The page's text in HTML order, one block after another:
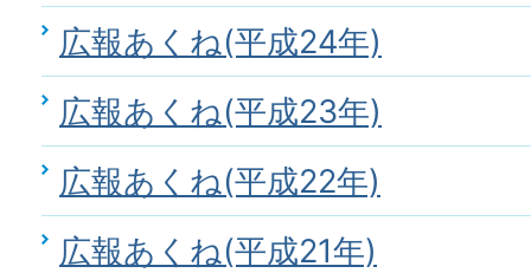
広報あくね(平成24年)
広報あくね(平成23年)
広報あくね(平成22年)
広報あくね(平成21年)